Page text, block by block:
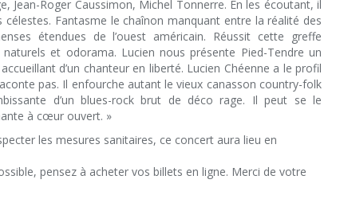
Jean-Roger Caussimon, Michel Tonnerre. En les écoutant, il
Fantasme le chaînon manquant entre la réalité des
étendues de l’ouest américain. Réussit cette greffe
et odorama. Lucien nous présente Pied-Tendre un
d’un chanteur en liberté. Lucien Chéenne a le profil
pas. Il enfourche autant le vieux canasson country-folk
d’un blues-rock brut de déco rage. Il peut se le
à cœur ouvert. »
les mesures sanitaires, ce concert aura lieu en
pensez à acheter vos billets en ligne. Merci de votre